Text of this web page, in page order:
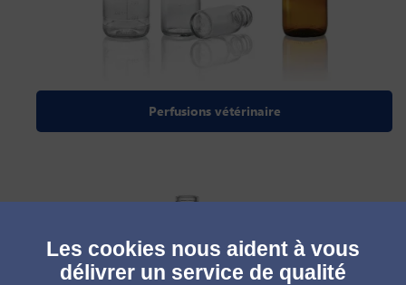
Perfusions vétérinaire
Les cookies nous aident à vous
délivrer un service de qualité